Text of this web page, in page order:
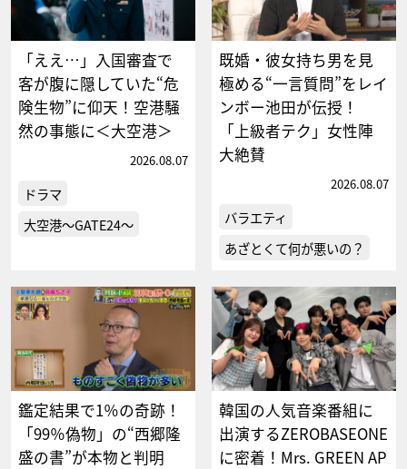
「ええ…」入国審査で
客が腹に隠していた“危
険生物”に仰天！空港騒
然の事態に＜大空港＞
2026.08.07
ドラマ
大空港～GATE24～
既婚・彼女持ち男を見
極める“一言質問”をレイ
ンボー池田が伝授！
「上級者テク」女性陣
大絶賛
2026.08.07
バラエティ
あざとくて何が悪いの？
鑑定結果で1％の奇跡！
「99％偽物」の“西郷隆
盛の書”が本物と判明
韓国の人気音楽番組に
出演するZEROBASEONE
に密着！Mrs. GREEN AP